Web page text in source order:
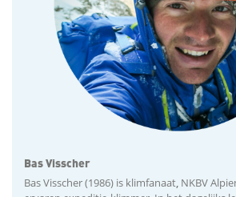
Bas Visscher
Bas Visscher (1986) is klimfanaat, NKBV